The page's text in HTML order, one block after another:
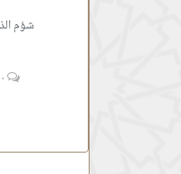
شؤم
٠